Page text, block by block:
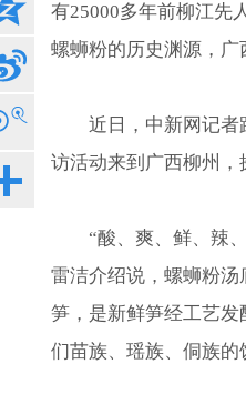
有25000多年前柳江先
螺蛳粉的历史渊源，广
近日，中新网记者
访活动来到广西柳州，
“酸、爽、鲜、辣
雷洁介绍说，螺蛳粉
笋，是新鲜笋经工艺
们苗族、瑶族、侗族的